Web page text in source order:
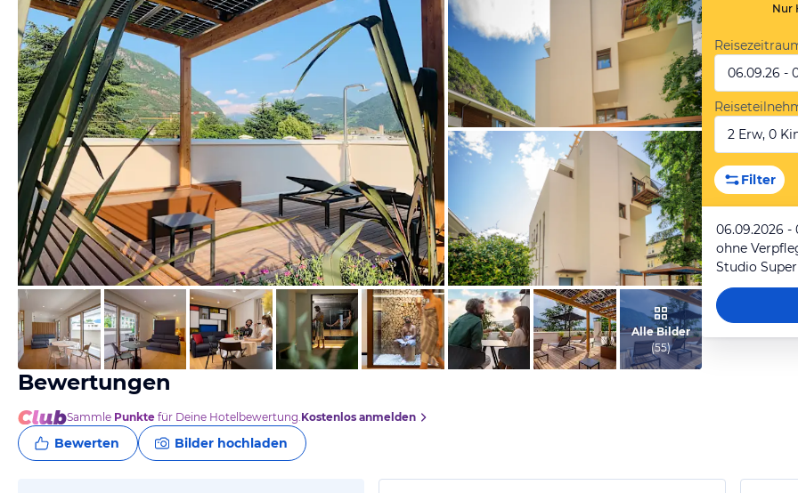
vom Hotelier, April 2026
vom Hotelier, Juni 2023
vom Hotelier, Juni 2023
Alle Bilder
(55)
Nur
06.09.26 -
2 Erw, 0
Filter
06.09.2026 -
ohne
Studio
Bewertungen
Sammle Punkte für Deine Hotelbewertung.Kostenlos anmelden
Bewerten Bilder hochladen